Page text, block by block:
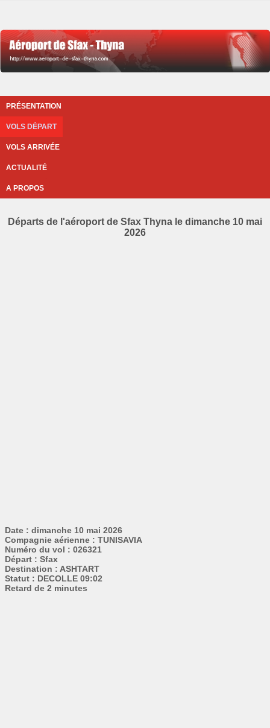
PRÉSENTATION
VOLS DÉPART
VOLS ARRIVÉE
ACTUALITÉ
A PROPOS
Départs de l'aéroport de Sfax Thyna le dimanche 10 mai
2026
Date : dimanche 10 mai 2026
Compagnie aérienne : TUNISAVIA
Numéro du vol : 026321
Départ : Sfax
Destination : ASHTART
Statut : DECOLLE 09:02
Retard de 2 minutes